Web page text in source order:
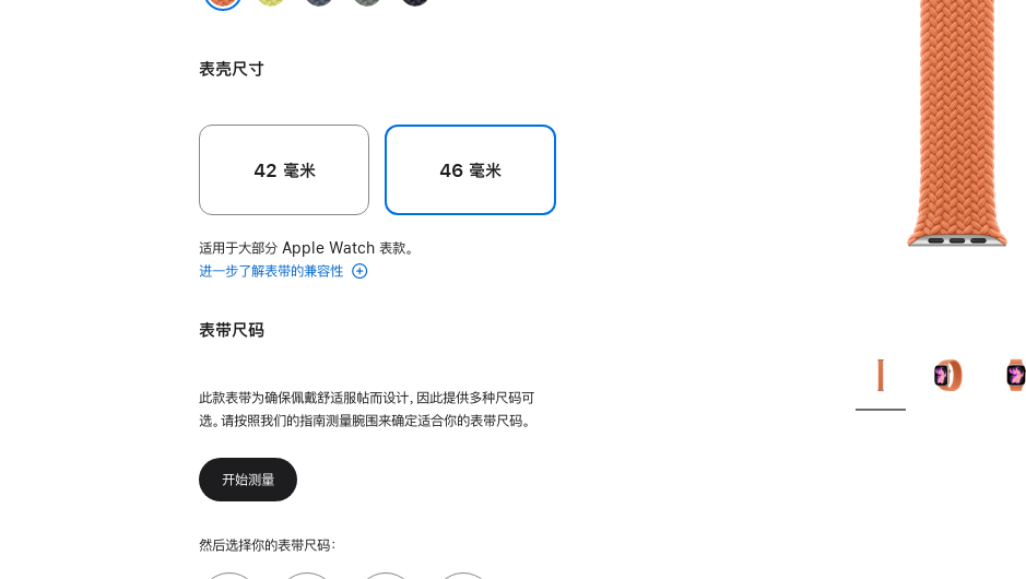
色
表壳尺寸
42 毫米 46 毫米
适用于大部分 Apple Watch 表款。
进一步了解表带的兼容性
表带尺码
此款表带为确保佩戴舒适服帖而设计，因此提供多种尺码可
选。请按照我们的指南测量腕围来确定适合你的表带尺码。
开始测量
然后选择你的表带尺码：